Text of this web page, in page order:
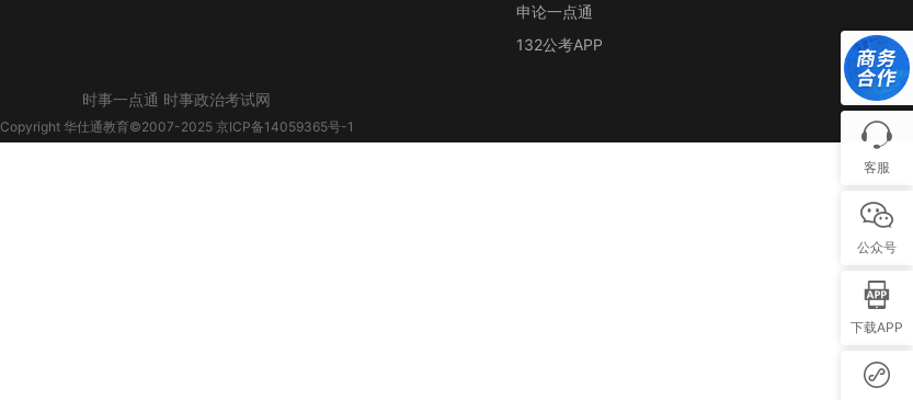
客服
公众号
下载APP
申论一点通
132公考APP
时事一点通 时事政治考试网
Copyright 华仕通教育©2007-2025 京ICP备14059365号-1